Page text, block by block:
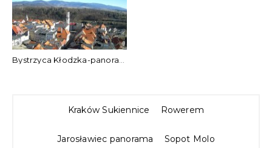
Bystrzyca Kłodzka-panorama
Kraków Sukiennice Rowerem
Jarosławiec panorama Sopot Molo